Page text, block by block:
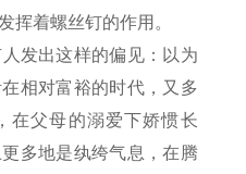
挥着螺丝钉的作用。
发出这样的偏见：以为
相对富裕的时代，又多
在父母的溺爱下娇惯长
多地是纨绔气息，在腾